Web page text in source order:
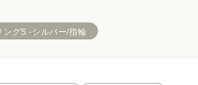
ングS -シルバー/指輪